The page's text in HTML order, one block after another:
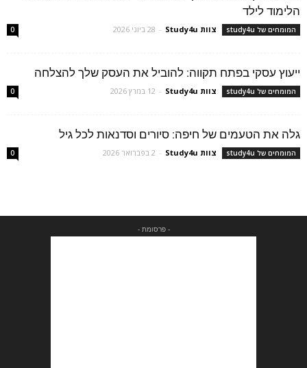
הלימוד לילד
המומחים של study4u צוות Study4u - 28 ביוני 2026 0
ייעוץ עסקי בפתח תקווה: להוביל את העסק שלך להצלחה
המומחים של study4u צוות Study4u - 12 במרץ 2026 0
גלה את הטעמים של חיפה: סיורים וסדנאות לכל גיל
המומחים של study4u צוות Study4u - 2 בפברואר 2026 0
- פרסומת -